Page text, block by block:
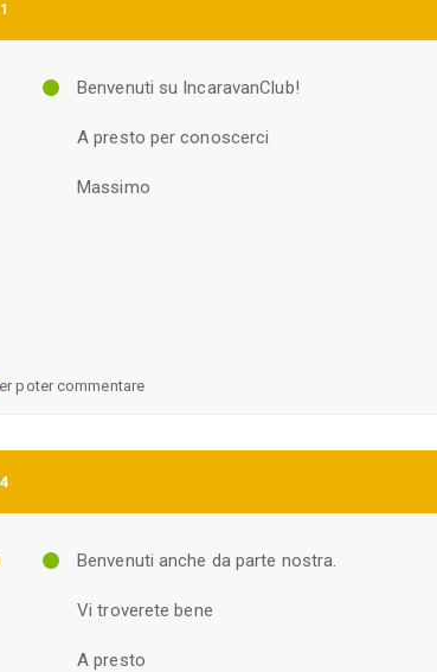
Benvenuti su IncaravanClub!
A presto per conoscerci
Massimo
poter commentare
Benvenuti anche da parte nostra.
Vi troverete bene
A presto